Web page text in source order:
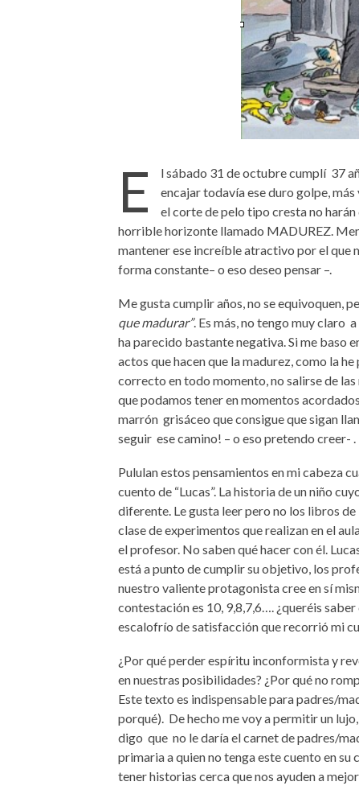
E l sábado 31 de octubre cumplí 37
encajar todavía ese duro golpe,
el corte de pelo tipo cresta no harán
horrible horizonte llamado MADUREZ.
mantener ese increíble atractivo por el que
forma constante– o eso deseo pensar –.
Me gusta cumplir años, no se equivoquen,
que madurar”. Es más,no tengo muy claro
ha parecido bastante negativa. Si me baso
actos que hacen que la madurez, como la
correcto en todo momento, no salirse de
que podamos tener en momentos
marrón grisáceo que consigue que sigan
seguir ese camino! – o eso pretendo creer- .
Pululan estos pensamientos en mi cabeza
cuento de “Lucas”. La historia de un niño
diferente. Le gusta leer pero no los libros
clase de experimentos que realizan en el
el profesor. No saben qué hacer con él.
está a punto de cumplir su objetivo, los
nuestro valiente protagonista cree en sí
contestación es 10, 9,8,7,6…. ¿queréis
escalofrío de satisfacción que recorrió mi
¿Por qué perder espíritu inconformista y
en nuestras posibilidades? ¿Por qué no
Este texto es indispensable para padres/
porqué). De hecho me voy a permitir un
digo que no le daría el carnet de padres/
primaria a quien no tenga este cuento en
tener historias cerca que nos ayuden a